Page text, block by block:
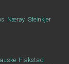
Nærøy Steinkjer
Flakstad